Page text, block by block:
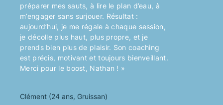
préparer mes sauts, à lire le plan d’eau, à
m’engager sans surjouer. Résultat :
aujourd’hui, je me régale à chaque session,
je décolle plus haut, plus propre, et je
prends bien plus de plaisir. Son coaching
est précis, motivant et toujours bienveillant.
Merci pour le boost, Nathan ! »
Clément (24 ans, Gruissan)